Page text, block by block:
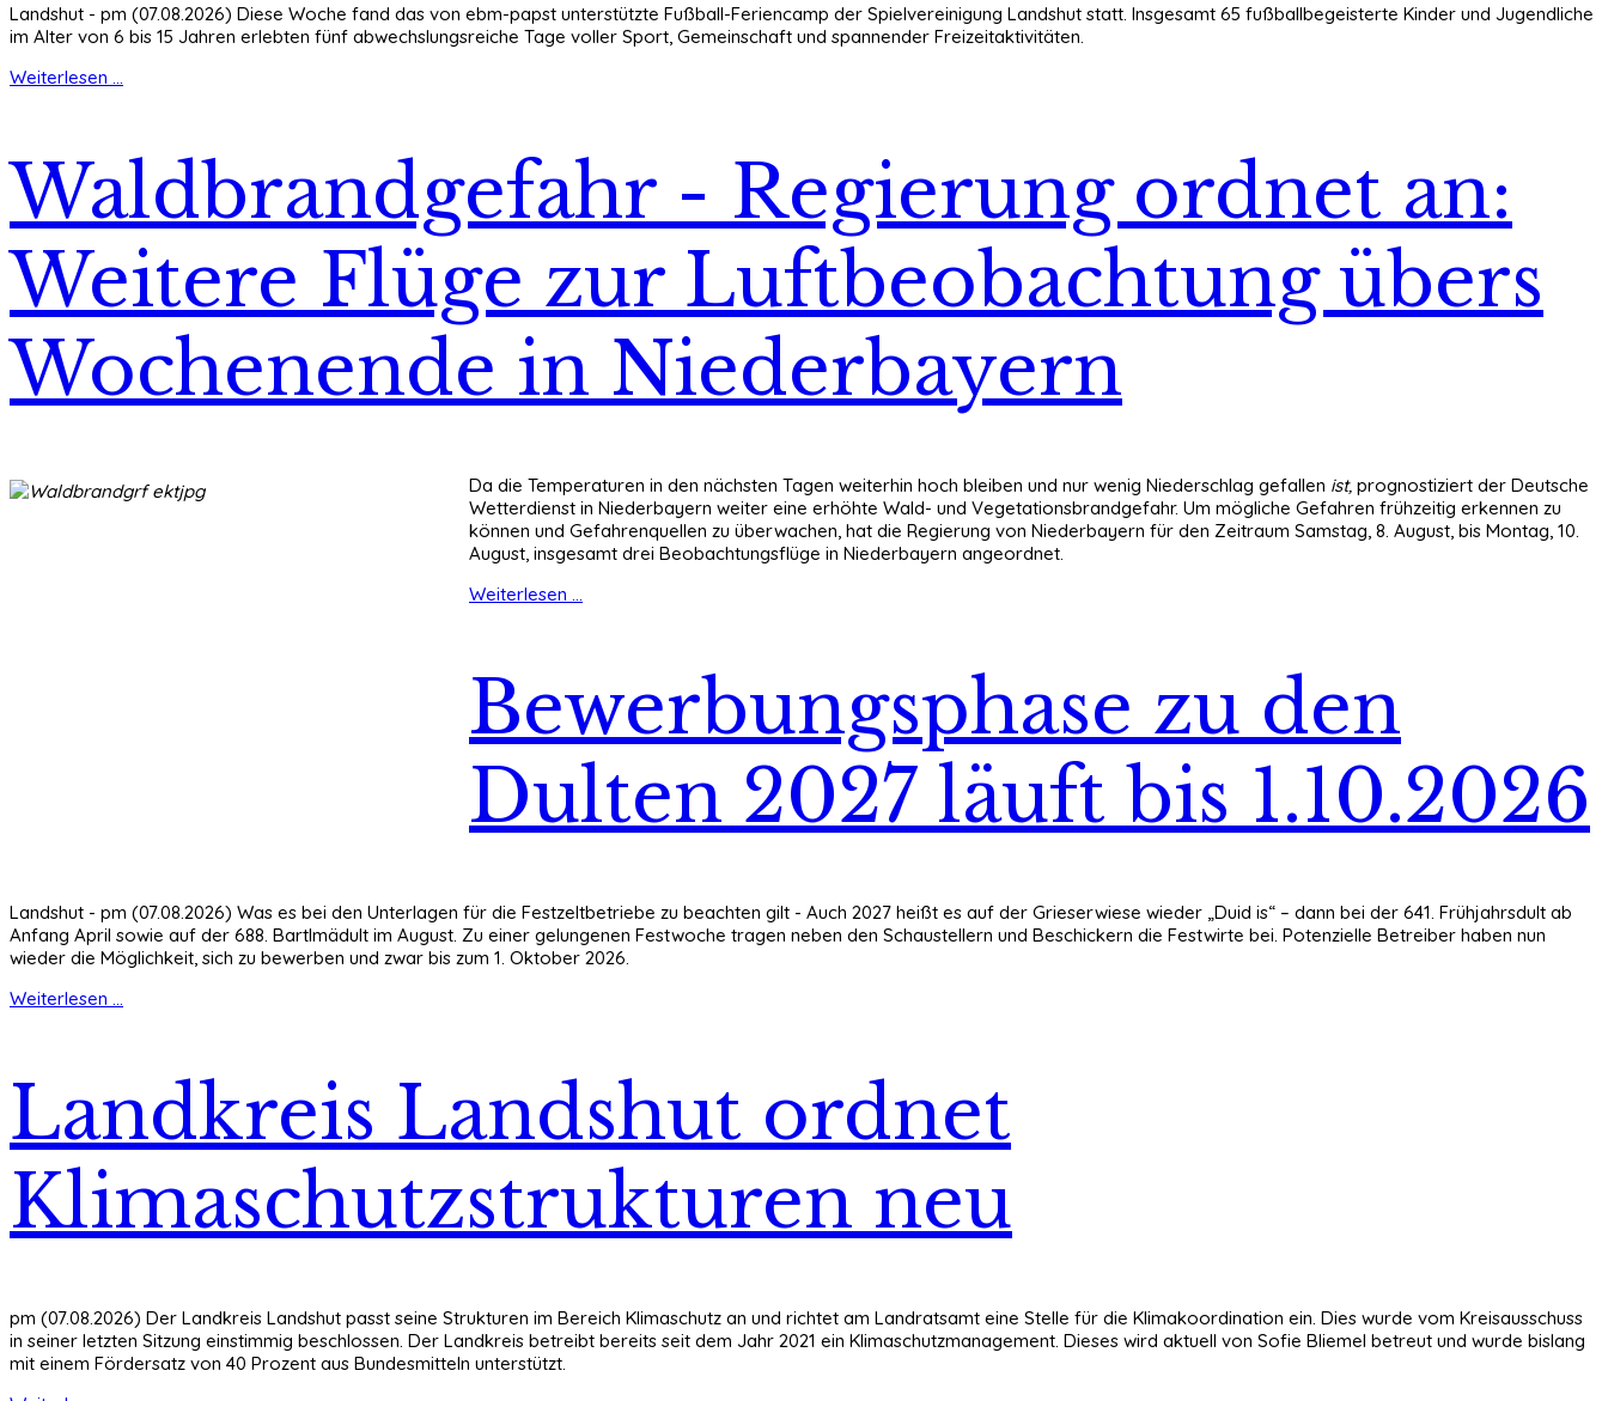
Landshut - pm (07.08.2026) Diese Woche fand das von ebm-papst unterstützte Fußball-Feriencamp der Spielvereinigung Landshut statt. Insgesamt 65 fußballbegeisterte Kinder und Jugendliche
im Alter von 6 bis 15 Jahren erlebten fünf abwechslungsreiche Tage voller Sport, Gemeinschaft und spannender Freizeitaktivitäten.
Weiterlesen ...
Waldbrandgefahr - Regierung ordnet an:
Weitere Flüge zur Luftbeobachtung übers
Wochenende in Niederbayern
Da die Temperaturen in den nächsten Tagen weiterhin hoch bleiben und nur wenig Niederschlag gefallen ist, prognostiziert der Deutsche
Wetterdienst in Niederbayern weiter eine erhöhte Wald- und Vegetationsbrandgefahr. Um mögliche Gefahren frühzeitig erkennen zu
können und Gefahrenquellen zu überwachen, hat die Regierung von Niederbayern für den Zeitraum Samstag, 8. August, bis Montag, 10.
August, insgesamt drei Beobachtungsflüge in Niederbayern angeordnet.
Weiterlesen ...
Bewerbungsphase zu den
Dulten 2027 läuft bis 1.10.2026
Landshut - pm (07.08.2026) Was es bei den Unterlagen für die Festzeltbetriebe zu beachten gilt - Auch 2027 heißt es auf der Grieserwiese wieder „Duid is“ – dann bei der 641. Frühjahrsdult ab
Anfang April sowie auf der 688. Bartlmädult im August. Zu einer gelungenen Festwoche tragen neben den Schaustellern und Beschickern die Festwirte bei. Potenzielle Betreiber haben nun
wieder die Möglichkeit, sich zu bewerben und zwar bis zum 1. Oktober 2026.
Weiterlesen ...
Landkreis Landshut ordnet
Klimaschutzstrukturen neu
pm (07.08.2026) Der Landkreis Landshut passt seine Strukturen im Bereich Klimaschutz an und richtet am Landratsamt eine Stelle für die Klimakoordination ein. Dies wurde vom Kreisausschuss
in seiner letzten Sitzung einstimmig beschlossen. Der Landkreis betreibt bereits seit dem Jahr 2021 ein Klimaschutzmanagement. Dieses wird aktuell von Sofie Bliemel betreut und wurde bislang
mit einem Fördersatz von 40 Prozent aus Bundesmitteln unterstützt.